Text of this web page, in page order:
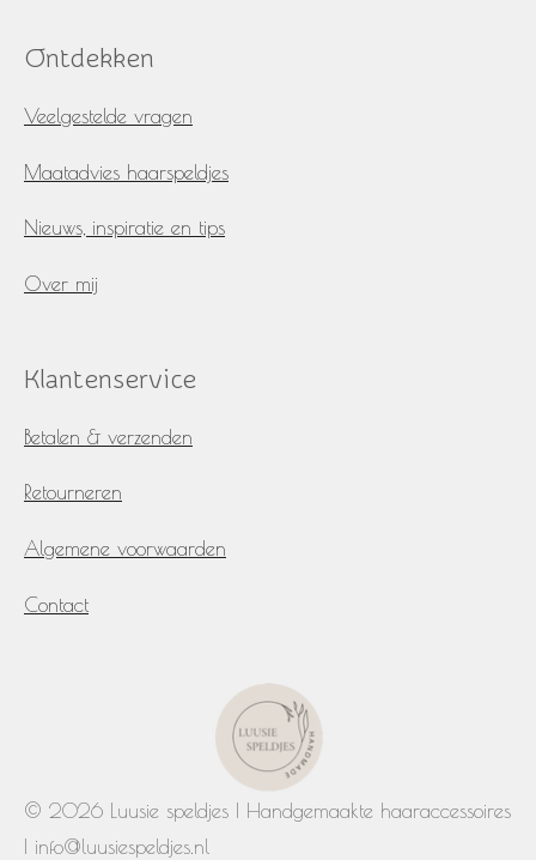
Ontdekken
Veelgestelde vragen
Maatadvies haarspeldjes
Nieuws, inspiratie en tips
Over mij
Klantenservice
Betalen & verzenden
Retourneren
Algemene voorwaarden
Contact
© 2026 Luusie speldjes | Handgemaakte haaraccessoires
| info@luusiespeldjes.nl